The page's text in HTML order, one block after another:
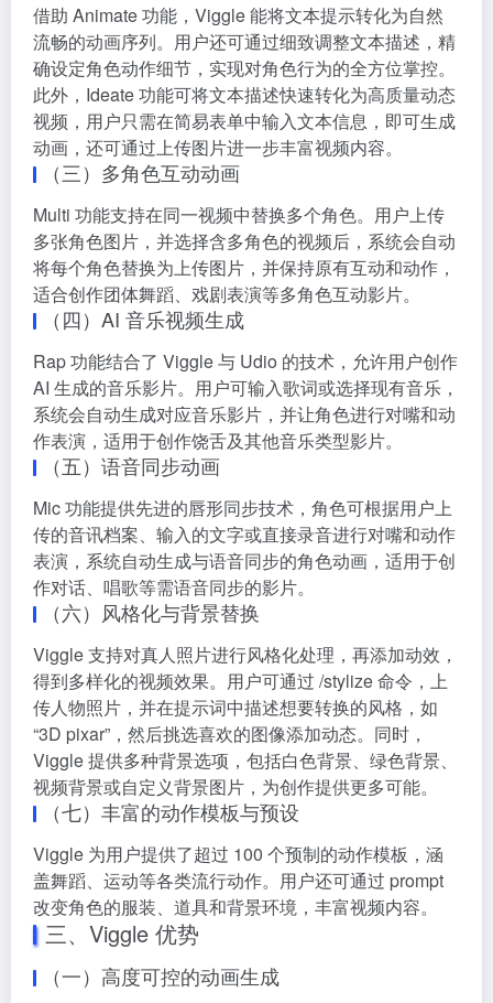
借助 Animate 功能，Viggle 能将文本提示转化为自然
流畅的动画序列。用户还可通过细致调整文本描述，精
确设定角色动作细节，实现对角色行为的全方位掌控。
此外，Ideate 功能可将文本描述快速转化为高质量动态
视频，用户只需在简易表单中输入文本信息，即可生成
动画，还可通过上传图片进一步丰富视频内容。
（三）多角色互动动画
Multi 功能支持在同一视频中替换多个角色。用户上传
多张角色图片，并选择含多角色的视频后，系统会自动
将每个角色替换为上传图片，并保持原有互动和动作，
适合创作团体舞蹈、戏剧表演等多角色互动影片。
（四）AI 音乐视频生成
Rap 功能结合了 Viggle 与 Udio 的技术，允许用户创作
AI 生成的音乐影片。用户可输入歌词或选择现有音乐，
系统会自动生成对应音乐影片，并让角色进行对嘴和动
作表演，适用于创作饶舌及其他音乐类型影片。
（五）语音同步动画
Mic 功能提供先进的唇形同步技术，角色可根据用户上
传的音讯档案、输入的文字或直接录音进行对嘴和动作
表演，系统自动生成与语音同步的角色动画，适用于创
作对话、唱歌等需语音同步的影片。
（六）风格化与背景替换
Viggle 支持对真人照片进行风格化处理，再添加动效，
得到多样化的视频效果。用户可通过 /stylize 命令，上
传人物照片，并在提示词中描述想要转换的风格，如
“3D pixar”，然后挑选喜欢的图像添加动态。同时，
Viggle 提供多种背景选项，包括白色背景、绿色背景、
视频背景或自定义背景图片，为创作提供更多可能。
（七）丰富的动作模板与预设
Viggle 为用户提供了超过 100 个预制的动作模板，涵
盖舞蹈、运动等各类流行动作。用户还可通过 prompt
改变角色的服装、道具和背景环境，丰富视频内容。
三、Viggle 优势
（一）高度可控的动画生成